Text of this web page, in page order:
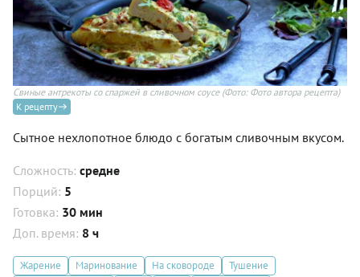
Свиные антрекоты со спаржей в сливочном соусе(Фото: Фото автора рецепта)
К рецепту
Сытное нехлопотное блюдо с богатым сливочным вкусом.
Сложность: средне
Порций: 5
Готовка: 30 мин
Доп. время: 8 ч
Жарение Маринование На сковороде
Тушение